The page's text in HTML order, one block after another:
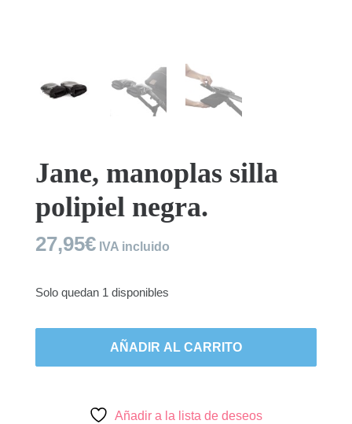
Jane, manoplas silla
polipiel negra.
27,95€ IVA incluido
Solo quedan 1 disponibles
Jane,
AÑADIR AL CARRITO
Añadir a la lista de deseos